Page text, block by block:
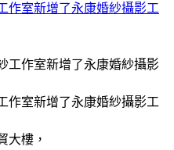
作室新增了永康婚紗攝影工
作室新增了永康婚紗攝影工
大樓，